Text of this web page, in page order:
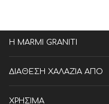
Η MARMI GRANITI
ΔΙΑΘΕΣΗ ΧΑΛΑΖΙΑ ΑΠΟ
ΧΡΗΣΙΜΑ